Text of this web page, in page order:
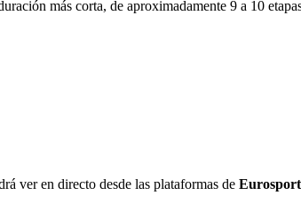
más corta, de aproximadamente 9 a 10
ver en directo desde las plataformas de